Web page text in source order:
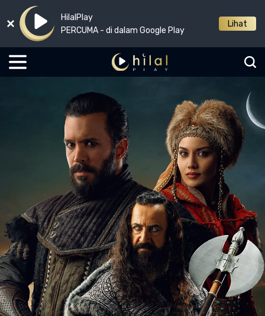
HilalPlay
PERCUMA - di dalam Google Play
Lihat